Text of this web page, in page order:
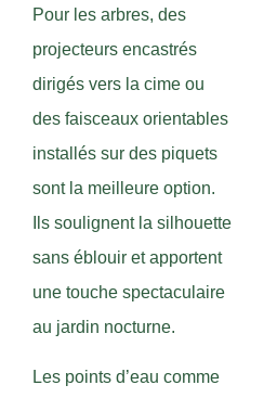
Pour les arbres, des
projecteurs encastrés
dirigés vers la cime ou
des faisceaux orientables
installés sur des piquets
sont la meilleure option.
Ils soulignent la silhouette
sans éblouir et apportent
une touche spectaculaire
au jardin nocturne.
Les points d’eau comme